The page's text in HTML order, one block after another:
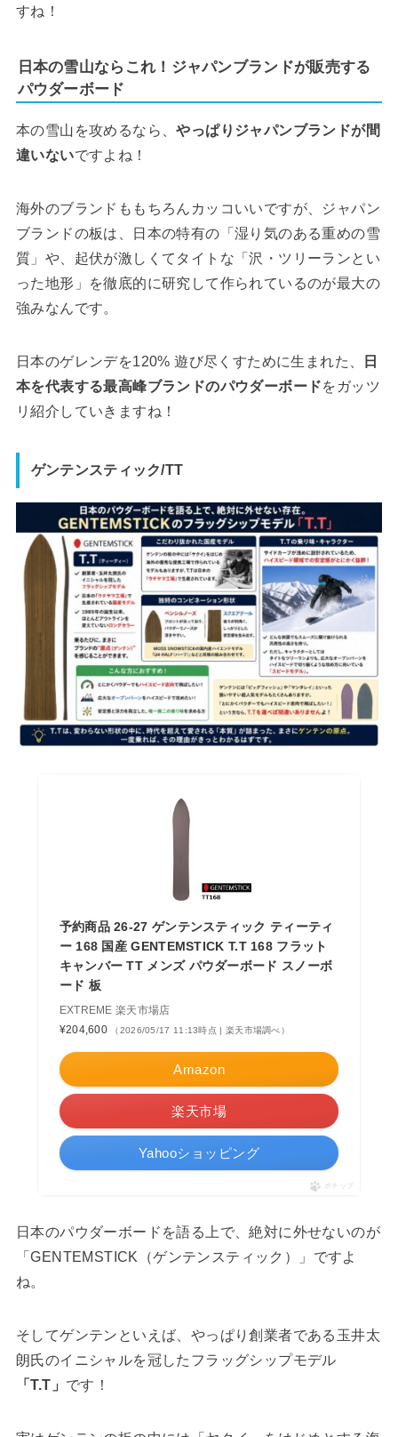
すね！
日本の雪山ならこれ！ジャパンブランドが販売する
パウダーボード
本の雪山を攻めるなら、やっぱりジャパンブランドが間
違いないですよね！
海外のブランドももちろんカッコいいですが、ジャパン
ブランドの板は、日本の特有の「湿り気のある重めの雪
質」や、起伏が激しくてタイトな「沢・ツリーランとい
った地形」を徹底的に研究して作られているのが最大の
強みなんです。
日本のゲレンデを120% 遊び尽くすために生まれた、
日
本を代表する最高峰ブランドのパウダーボードをガッツ
リ紹介していきますね！
ゲンテンスティック/TT
予約商品 26-27 ゲンテンスティック ティーティ
ー 168 国産 GENTEMSTICK T.T 168 フラット
キャンバー TT メンズ パウダーボード スノーボ
ード 板
EXTREME 楽天市場店
¥204,600
（2026/05/17 11:13時点 | 楽天市場調べ）
Amazon
楽天市場
Yahooショッピング
ポチップ
日本のパウダーボードを語る上で、絶対に外せないのが
「GENTEMSTICK（ゲンテンスティック）」ですよ
ね。
そしてゲンテンといえば、やっぱり創業者である玉井太
朗氏のイニシャルを冠したフラッグシップモデル
「T.T」 です！